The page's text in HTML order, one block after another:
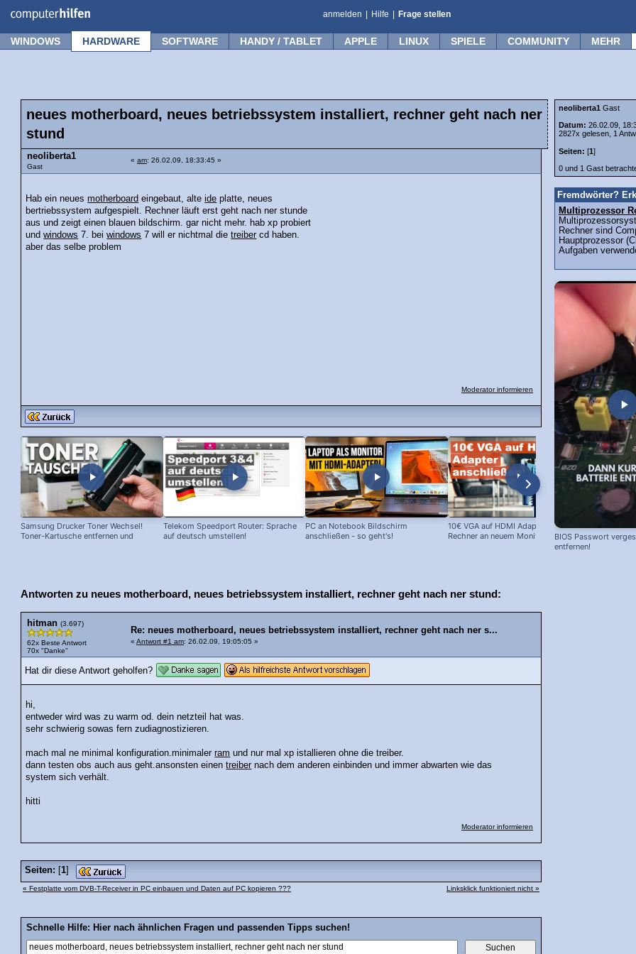
anmelden Hilfe Frage stellen
WINDOWS HARDWARE SOFTWARE HANDY / TABLET APPLE LINUX SPIELE COMMUNITY MEHR
neues motherboard, neues betriebssystem installiert, rechner geht nach ner
stund
neoliberta1
Gast
« am: 26.02.09, 18:33:45 »
Hab ein neuesmotherboard eingebaut, alteide platte, neues
bertriebssystem aufgespielt. Rechner läuft erst geht nach ner stunde
aus und zeigt einen blauen bildschirm. gar nicht mehr. hab xp probiert
undwindows 7. beiwindows 7 will er nichtmal dietreibercd haben.
aber das selbe problem
Moderator informieren
Samsung Drucker Toner Wechsel!
Toner-Kartusche entfernen und
Telekom Speedport Router: Sprache
auf deutsch umstellen!
PC an Notebook Bildschirm
anschließen - so geht's!
10€ VGA auf HDMI Adapter: Alte
Rechner an neuem Monitor!
10 EUR
im Test
Antworten zu neues motherboard, neues betriebssystem installiert, rechner geht nach ner stund:
hitman (3.697)
62x Beste Antwort
70x "Danke"
Re: neues motherboard, neues betriebssystem installiert, rechner geht nach ner s...
« Antwort #1 am: 26.02.09, 19:05:05 »
Hat dir diese Antwort geholfen?
hi,
entweder wird was zu warm od. dein netzteil hat was.
sehr schwierig sowas fern zudiagnostizieren.
mach mal ne minimal konfiguration.minimalerram und nur mal xp istallieren ohne die treiber.
dann testen obs auch aus geht.ansonsten einentreibernach dem anderen einbinden und immer abwarten wie das
system sich verhält.
hitti
Moderator informieren
Seiten: [1]
« Festplatte vom DVB-T-Receiver in PC einbauen und Daten auf PC kopieren ??? Linksklick funktioniert nicht »
Schnelle Hilfe: Hier nach ähnlichen Fragen und passenden Tipps suchen!
neoliberta1 Gast
Datum: 26.02.09,
2827x gelesen, 1
Seiten: [1]
0 und 1 Gast
Fremdwörter?
Multiprozessor
Rechner sind
Hauptprozessor
Aufgaben
BIOS Passwort
entfernen!